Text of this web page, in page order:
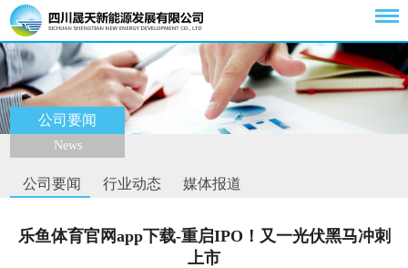
公司要闻
News
公司要闻 行业动态 媒体报道
乐鱼体育官网app下载-重启IPO！又一光伏黑马冲刺
上市